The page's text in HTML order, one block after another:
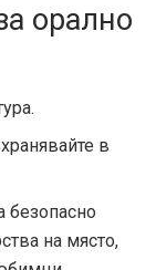
орално
в
безопасно
на място,